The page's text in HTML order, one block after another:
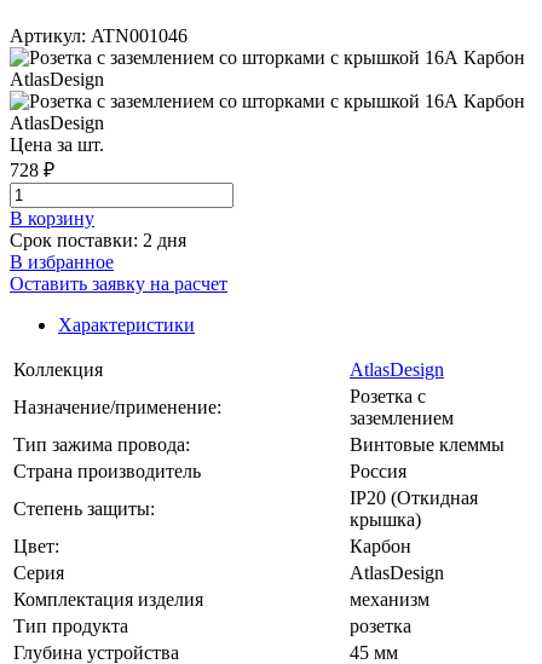
Артикул: ATN001046
Цена за шт.
728 ₽
В корзинy
Срок поставки: 2 дня
В избранное
Оставить заявку на расчет
Характеристики
Коллекция
AtlasDesign
Назначение/применение:
Розетка с
заземлением
Тип зажима провода:
Винтовые клеммы
Страна производитель
Россия
Степень защиты:
IP20 (Откидная
крышка)
Цвет:
Карбон
Серия
AtlasDesign
Комплектация изделия
механизм
Тип продукта
розетка
Глубина устройства
45 мм